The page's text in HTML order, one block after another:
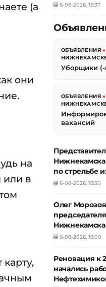
(а
они
на
или в
6-08-2026, 18:37
ОБЪЯВЛЕНИЯ
Уборщики
ОБЪЯВЛЕНИЯ
вакансий
по стрельбе
6-08-2026, 18:30
Олег
Нижнекамска
6-08-2026, 18:00
Реновация к
начались